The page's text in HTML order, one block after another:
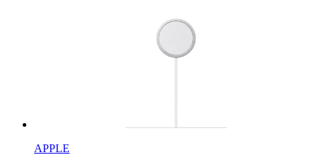
APPLE